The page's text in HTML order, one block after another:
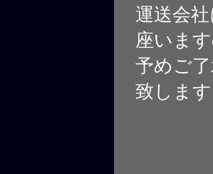
運送会
座いま
予めご
致します